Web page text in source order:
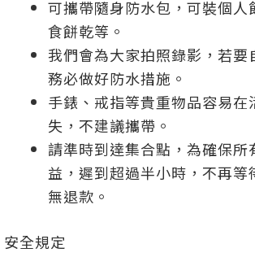
可攜帶隨身防水包，可裝個人
食餅乾等。
我們會為大家拍照錄影，若要
務必做好防水措施。
手錶、戒指等貴重物品容易在
失，不建議攜帶。
請準時到達集合點，為確保所
益，遲到超過半小時，不再等
無退款。
安全規定